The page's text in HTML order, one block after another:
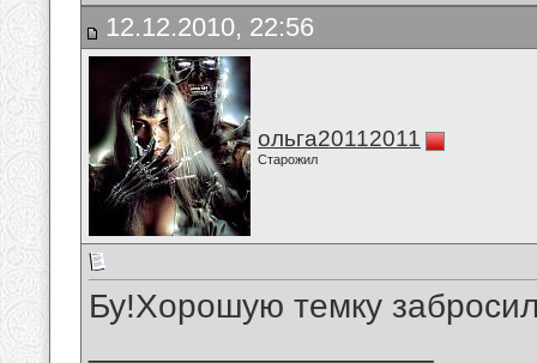
12.12.2010, 22:56
ольга20112011
Старожил
Бу!Хорошую темку